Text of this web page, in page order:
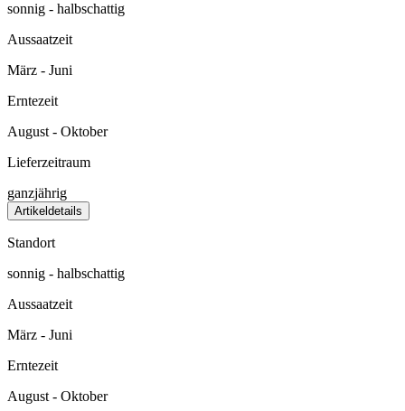
sonnig - halbschattig
Aussaatzeit
März - Juni
Erntezeit
August - Oktober
Lieferzeitraum
ganzjährig
Artikeldetails
Standort
sonnig - halbschattig
Aussaatzeit
März - Juni
Erntezeit
August - Oktober